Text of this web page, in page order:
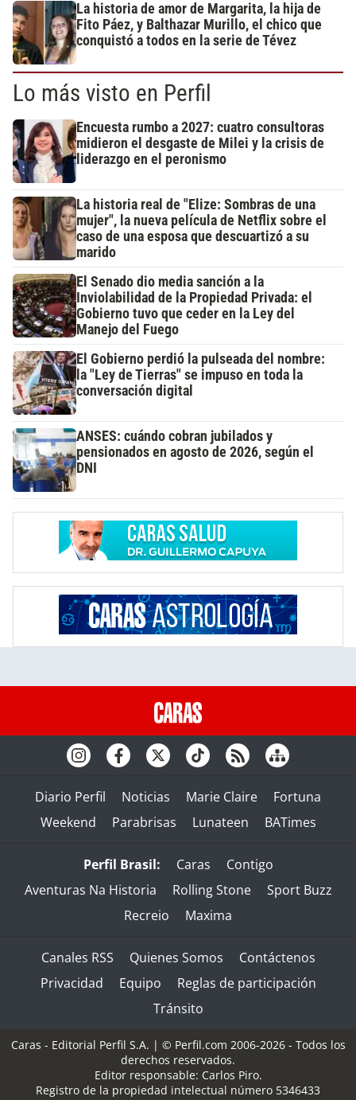
La historia de amor de Margarita, la hija de
Fito Páez, y Balthazar Murillo, el chico que
conquistó a todos en la serie de Tévez
Lo más visto en Perfil
Encuesta rumbo a 2027: cuatro consultoras
midieron el desgaste de Milei y la crisis de
liderazgo en el peronismo
La historia real de "Elize: Sombras de una
mujer", la nueva película de Netflix sobre el
caso de una esposa que descuartizó a su
marido
El Senado dio media sanción a la
Inviolabilidad de la Propiedad Privada: el
Gobierno tuvo que ceder en la Ley del
Manejo del Fuego
El Gobierno perdió la pulseada del nombre:
la "Ley de Tierras" se impuso en toda la
conversación digital
ANSES: cuándo cobran jubilados y
pensionados en agosto de 2026, según el
DNI
Diario Perfil Noticias Marie Claire
Fortuna
Weekend
Parabrisas Lunateen BATimes
Perfil Brasil: Caras
Contigo
Aventuras Na Historia
Rolling Stone
Sport Buzz
Recreio
Maxima
Canales RSS Quienes Somos
Contáctenos
Privacidad
Equipo
Reglas de participación
Tránsito
Caras - Editorial Perfil S.A. | © Perfil.com 2006-2026 - Todos los
derechos reservados.
Editor responsable: Carlos Piro.
Registro de la propiedad intelectual número 5346433